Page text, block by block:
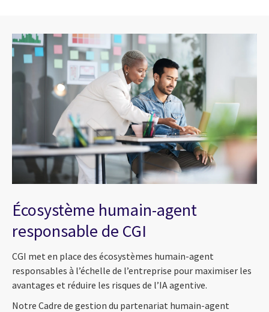
Écosystème humain-agent
responsable de CGI
CGI met en place des écosystèmes humain-agent
responsables à l’échelle de l’entreprise pour maximiser les
avantages et réduire les risques de l’IA agentive.
Notre Cadre de gestion du partenariat humain-agent